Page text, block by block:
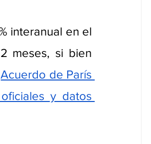
interanual en el
meses, si bien
Acuerdo de París
y datos